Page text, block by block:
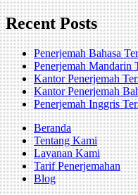
Recent Posts
Penerjemah Bahasa
Penerjemah Mandarin
Kantor Penerjemah
Kantor Penerjemah
Penerjemah Inggris
Beranda
Tentang Kami
Layanan Kami
Tarif Penerjemahan
Blog